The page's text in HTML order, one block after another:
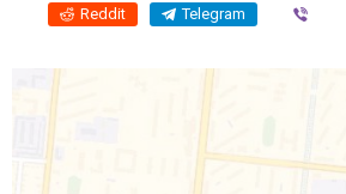
Reddit Telegram